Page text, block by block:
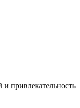
привлекательность